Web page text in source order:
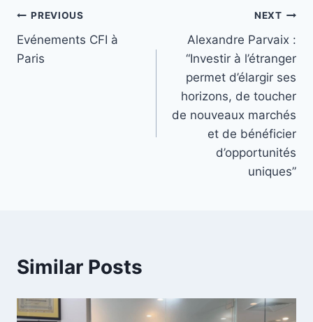
Post
navigation
PREVIOUS
Evénements CFI à
Paris
NEXT
Alexandre Parvaix :
“Investir à l’étranger
permet d’élargir ses
horizons, de toucher
de nouveaux marchés
et de bénéficier
d’opportunités
uniques”
Similar Posts